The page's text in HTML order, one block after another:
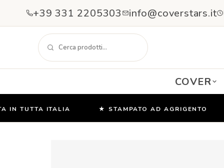
+39 331 2205303 info@coverstars.it
COVER
TUTTA ITALIA ★ STAMPATO AD AGRIGENTO
Salta